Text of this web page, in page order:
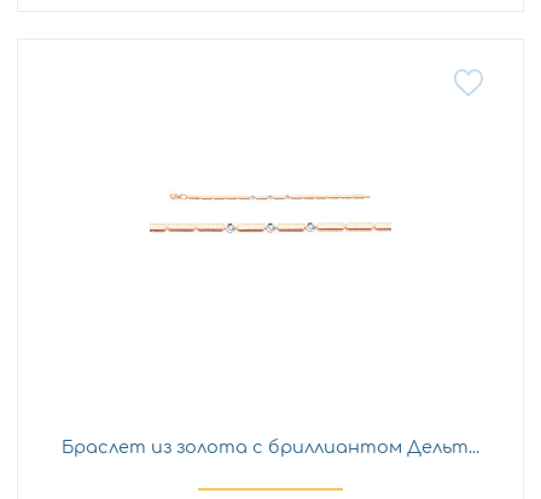
Браслет из золота с бриллиантом Дельт...